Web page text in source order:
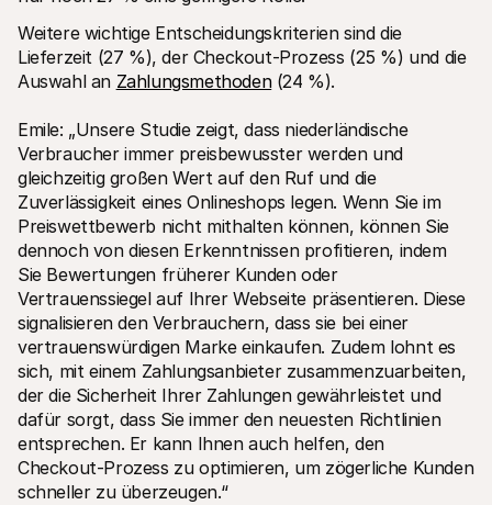
Weitere wichtige Entscheidungskriterien sind die
Lieferzeit (27 %), der Checkout-Prozess (25 %) und die
Auswahl an Zahlungsmethoden (24 %).
Emile: „Unsere Studie zeigt, dass niederländische
Verbraucher immer preisbewusster werden und
gleichzeitig großen Wert auf den Ruf und die
Zuverlässigkeit eines Onlineshops legen. Wenn Sie im
Preiswettbewerb nicht mithalten können, können Sie
dennoch von diesen Erkenntnissen profitieren, indem
Sie Bewertungen früherer Kunden oder
Vertrauenssiegel auf Ihrer Webseite präsentieren. Diese
signalisieren den Verbrauchern, dass sie bei einer
vertrauenswürdigen Marke einkaufen. Zudem lohnt es
sich, mit einem Zahlungsanbieter zusammenzuarbeiten,
der die Sicherheit Ihrer Zahlungen gewährleistet und
dafür sorgt, dass Sie immer den neuesten Richtlinien
entsprechen. Er kann Ihnen auch helfen, den
Checkout-Prozess zu optimieren, um zögerliche Kunden
schneller zu überzeugen.“